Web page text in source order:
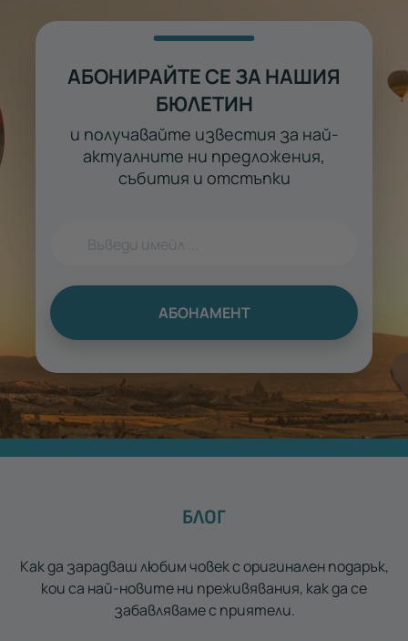
АБОНИРАЙТЕ СЕ ЗА НАШИЯ
БЮЛЕТИН
и получавайте известия за най-
актуалните ни предложения,
събития и отстъпки
АБОНАМЕНТ
БЛОГ
Как да зарадваш любим човек с оригинален подарък,
кои са най-новите ни преживявания, как да се
забавляваме с приятели.